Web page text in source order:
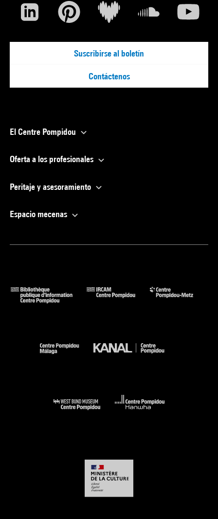
Suscribirse al boletín
Contáctenos
El Centre Pompidou
Oferta a los profesionales
Peritaje y asesoramiento
Espacio mecenas